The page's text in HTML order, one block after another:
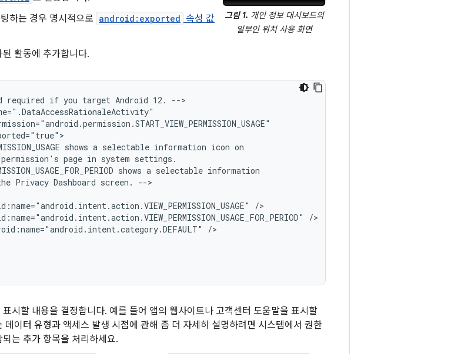
그림 1. 개인 정보 대시보드의
일부인 위치 사용 화면
하는 경우 명시적으로 android:exported 속성 값
활동에 추가합니다.
required if you target Android 12.
-->
shows a selectable information icon
permission's page in system
shows a selectable
Privacy Dashboard screen.
시할 내용을 결정합니다. 예를 들어 앱의 웹사이트나 고객센터 도움말을 표시할
데이터 유형과 액세스 발생 시점에 관해 좀 더 자세히 설명하려면 시스템에서 권한
는 추가 항목을 처리하세요.